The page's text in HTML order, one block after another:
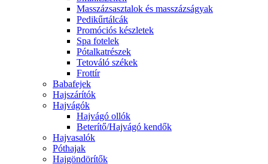
Masszázsasztalok és masszázságyak
Pedikűrtálcák
Promóciós készletek
Spa fotelek
Pótalkatrészek
Tetováló székek
Frottír
Babafejek
Hajszárítók
Hajvágók
Hajvágó ollók
Beterítő/Hajvágó kendők
Hajvasalók
Póthajak
Hajgöndörítők